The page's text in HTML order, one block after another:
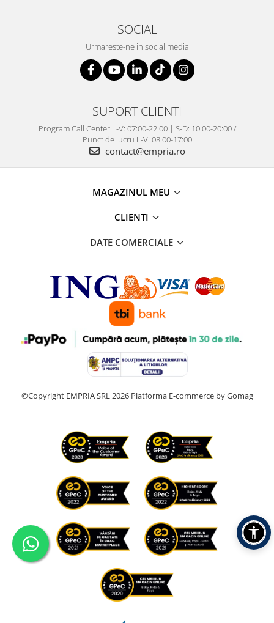
SOCIAL
Urmareste-ne in social media
SUPORT CLIENTI
Program Call Center L-V: 07:00-22:00 | S-D: 10:00-20:00 /
Punct de lucru L-V: 08:00-17:00
contact@empria.ro
MAGAZINUL MEU
CLIENTI
DATE COMERCIALE
©Copyright EMPRIA SRL 2026 Platforma E-commerce by Gomag